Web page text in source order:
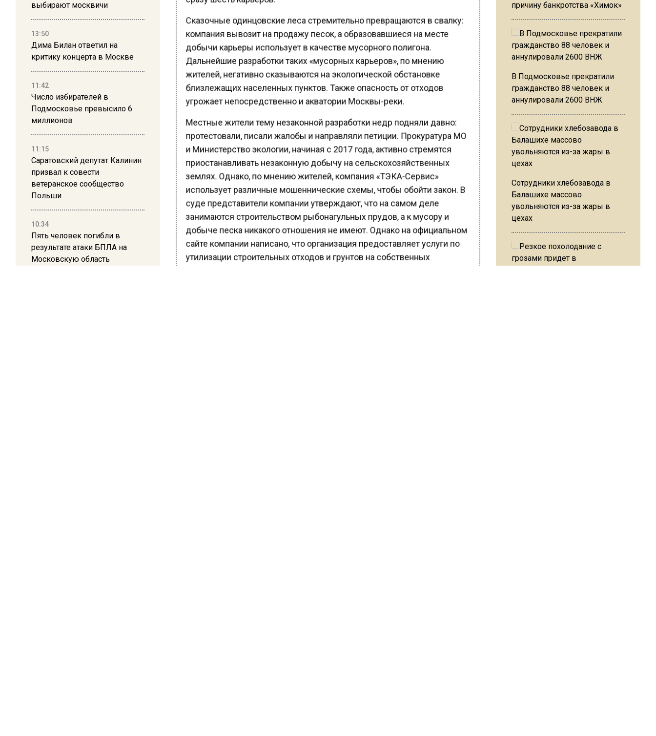
выбирают москвичи
13:50
Дима Билан ответил на
критику концерта в Москве
11:42
Число избирателей в
Подмосковье превысило 6
миллионов
11:15
Саратовский депутат Калинин
призвал к совести
ветеранское сообщество
Польши
10:34
Пять человек погибли в
результате атаки БПЛА на
Московскую область
Сказочные одинцовские леса стремительно превращаются в свалку:
компания вывозит на продажу песок, а образовавшиеся на месте
добычи карьеры использует в качестве мусорного полигона.
Дальнейшие разработки таких «мусорных карьеров», по мнению
жителей, негативно сказываются на экологической обстановке
близлежащих населенных пунктов. Также опасность от отходов
угрожает непосредственно и акватории Москвы-реки.
Местные жители тему незаконной разработки недр подняли давно:
протестовали, писали жалобы и направляли петиции. Прокуратура МО
и Министерство экологии, начиная с 2017 года, активно стремятся
приостанавливать незаконную добычу на сельскохозяйственных
землях. Однако, по мнению жителей, компания «ТЭКА-Сервис»
использует различные мошеннические схемы, чтобы обойти закон. В
суде представители компании утверждают, что на самом деле
занимаются строительством рыбонагульных прудов, а к мусору и
добыче песка никакого отношения не имеют. Однако на официальном
сайте компании написано, что организация предоставляет услуги по
утилизации строительных отходов и грунтов на собственных
причину банкротства «Химок»
В Подмосковье прекратили
гражданство 88 человек и
аннулировали 2600 ВНЖ
Сотрудники хлебозавода в
Балашихе массово
увольняются из-за жары в
цехах